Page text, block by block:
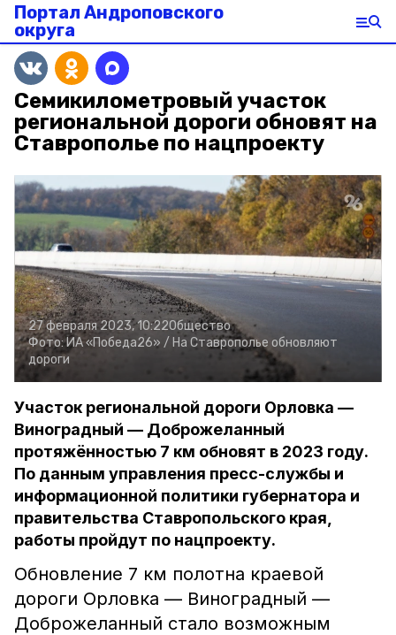
Портал Андроповского
округа
Семикилометровый участок
региональной дороги обновят на
Ставрополье по нацпроекту
27 февраля 2023, 10:22Общество
Фото:ИА «Победа26» / На Ставрополье обновляют
дороги
Участок региональной дороги Орловка —
Виноградный — Доброжеланный
протяжённостью 7 км обновят в 2023 году.
По данным управления пресс-службы и
информационной политики губернатора и
правительства Ставропольского края,
работы пройдут по нацпроекту.
Обновление 7 км полотна краевой
дороги Орловка — Виноградный —
Доброжеланный стало возможным